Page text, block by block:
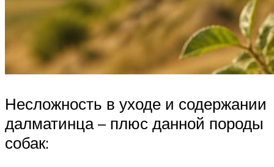
Несложность в уходе и содержании
далматинца – плюс данной породы
собак: